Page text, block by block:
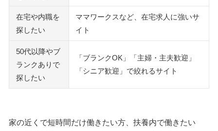
在宅や内職を
探したい
ママワークスなど、在宅求人に強いサ
イト
50代以降やブ
ランクありで
探したい
「ブランクOK」「主婦・主夫歓迎」
「シニア歓迎」で絞れるサイト
家の近くで短時間だけ働きたい方、扶養内で働きたい